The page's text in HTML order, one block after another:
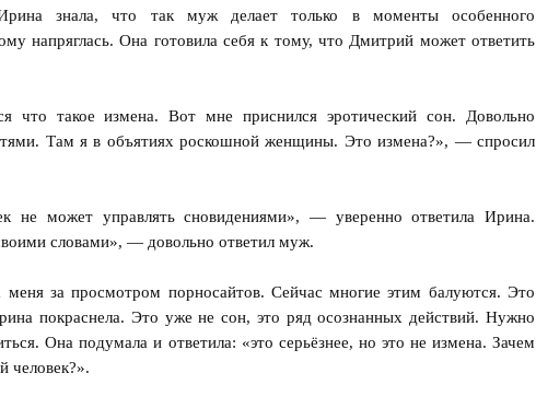
знала, что так муж делает только в моменты особенного
напряглась. Она готовила себя к тому, что Дмитрий может ответить
что такое измена. Вот мне приснился эротический сон. Довольно
Там я в объятиях роскошной женщины. Это измена?», — спросил
не может управлять сновидениями», — уверенно ответила Ирина.
словами», — довольно ответил муж.
за просмотром порносайтов. Сейчас многие этим балуются. Это
покраснела. Это уже не сон, это ряд осознанных действий. Нужно
Она подумала и ответила: «это серьёзнее, но это не измена. Зачем
человек?».